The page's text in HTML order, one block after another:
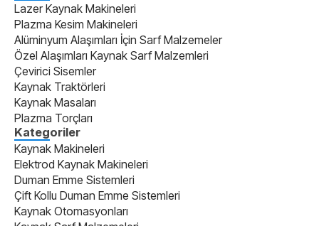
Lazer Kaynak Makineleri
Plazma Kesim Makineleri
Alüminyum Alaşımları İçin Sarf Malzemeler
Özel Alaşımları Kaynak Sarf Malzemleri
Çevirici Sisemler
Kaynak Traktörleri
Kaynak Masaları
Plazma Torçları
Kategoriler
Kaynak Makineleri
Elektrod Kaynak Makineleri
Duman Emme Sistemleri
Çift Kollu Duman Emme Sistemleri
Kaynak Otomasyonları